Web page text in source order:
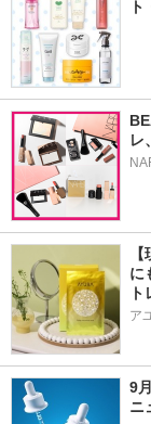
レ
に
ア
9
ニ